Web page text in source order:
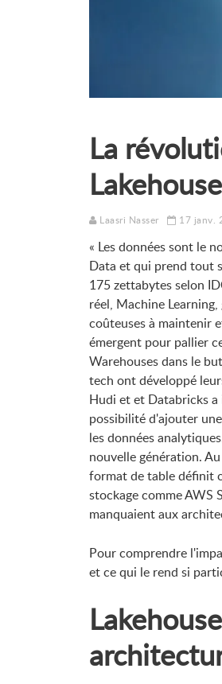
La
Laasri Nasser 17 janv.
« Les données sont le
Data et qui prend tout
175 zettabytes selon
réel, Machine
coûteuses à maintenir
émergent pour pallier
Warehouses dans le
tech ont développé
Hudi et et Databricks
possibilité d'ajouter
les données
nouvelle génération.
format de table définit
stockage comme AWS
manquaient aux
Pour comprendre
et ce qui le rend si